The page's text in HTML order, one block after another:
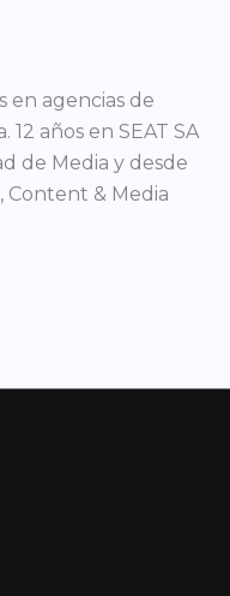
en agencias de
años en SEAT SA
de Media y desde
Content & Media